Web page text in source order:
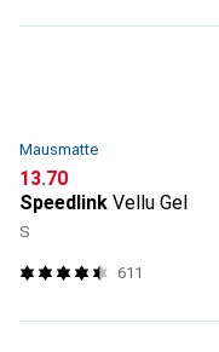
Mausmatte
CHF
13.70
Speedlink Vellu Gel
S
611